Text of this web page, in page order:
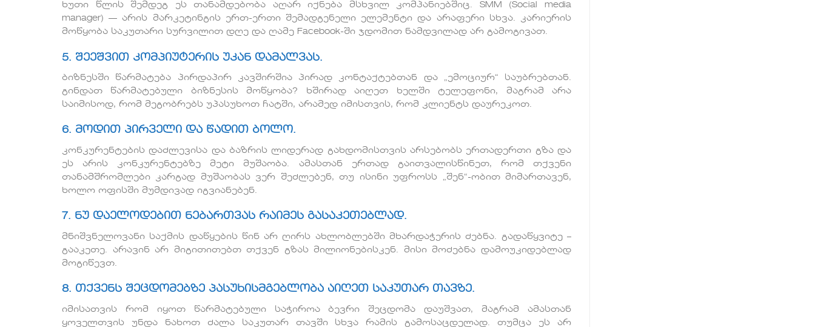
ხუთი წლის შემდეგ ეს თანამდებობა აღარ იქნება მსხვილ კომპანიებშიც. SMM (Social media
manager) — არის მარკეტინგის ერთ-ერთი შემადგენელი ელემენტი და არაფერი სხვა. კარიერის
მოწყობა საკუთარი სურვილით დღე და ღამე Facebook-ში ჯდომით ნამდვილად არ გამოგივათ.
5. შეეშვით კომპიუტერის უკან დამალვას.
ბიზნესში წარმატება პირდაპირ კავშირშია პირად კონტაქტებთან და „ემოციურ“ საუბრებთან.
გინდათ წარმატებული ბიზნესის მოწყობა? ხშირად აიღეთ ხელში ტელეფონი, მაგრამ არა
საიმისოდ, რომ მეგობრებს უპასუხოთ ჩატში, არამედ იმისთვის, რომ კლიენტს დაურეკოთ.
6. მოდით პირველი და წადით ბოლო.
კონკურენტების დაძლევისა და ბაზრის ლიდერად გახდომისთვის არსებობს ერთადერთი გზა და
ეს არის კონკურენტებზე მეტი მუშაობა. ამასთან ერთად გაითვალისწინეთ, რომ თქვენი
თანამშრომლები კარგად მუშაობას ვერ შეძლებენ, თუ ისინი უფროსს „შენ“-ობით მიმართავენ,
ხოლო ოფისში მუმდივად იგვიანებენ.
7. ნუ დაელოდებით ნებართვას რაიმეს გასაკეთებლად.
მნიშვნელოვანი საქმის დაწყების წინ არ ღირს ახლობლებში მხარდაჭერის ძებნა. გადაწყვიტე –
გააკეთე. არავინ არ მიგითითებთ თქვენ გზას მილიონებისკენ. მისი მოძებნა დამოუკიდებლად
მოგიწევთ.
8. თქვენს შეცდომებზე პასუხისმგებლობა აიღეთ საკუთარ თავზე.
იმისათვის რომ იყოთ წარმატებული საჭიროა ბევრი შეცდომა დაუშვათ, მაგრამ ამასთან
ყოველთვის უნდა ნახოთ ძალა საკუთარ თავში სხვა რამის გამოსაცდელად. თუმცა ეს არ